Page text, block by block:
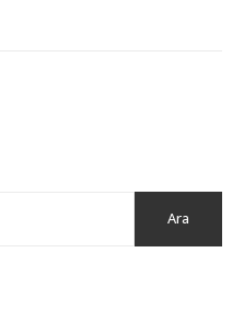
Ara